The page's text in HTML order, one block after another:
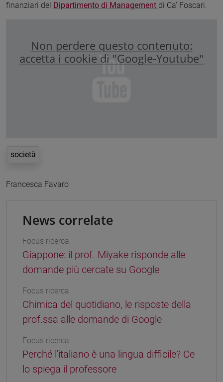
finanziari del Dipartimento di Management di Ca’ Foscari.
Non perdere questo contenuto:
accetta i cookie di "Google-Youtube"
società
Francesca Favaro
News correlate
Focus ricerca
Giappone: il prof. Miyake risponde alle
domande più cercate su Google
Focus ricerca
Chimica del quotidiano, le risposte della
prof.ssa alle domande di Google
Focus ricerca
Perché l'italiano è una lingua difficile? Ce
lo spiega il professore